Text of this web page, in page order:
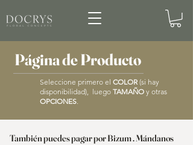
Página de Producto
Seleccione primero el COLOR (si hay
disponibilidad), luego TAMAÑO y otras
OPCIONES
También puedes pagar por Bizum . Mándanos